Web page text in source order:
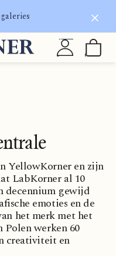
YellowKorner en zijn
LabKorner al 10
decennium gewijd
emoties en de
het merk met het
Polen werken 60
creativiteit en